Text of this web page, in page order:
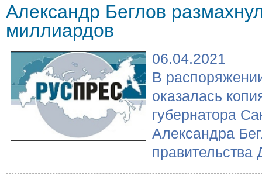
Александр Беглов
миллиардов
06.04.2021
В
оказалась
губернатора
Александра